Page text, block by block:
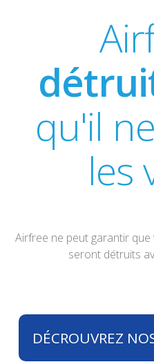
qu'il
les
Airfree ne peut garantir
seront détruits
DÉCROUVREZ